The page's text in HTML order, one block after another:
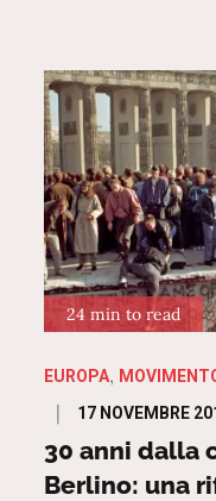
24 min to read
EUROPA
Posted
on
17 NOVEMBRE
30 anni dalla
Berlino: una